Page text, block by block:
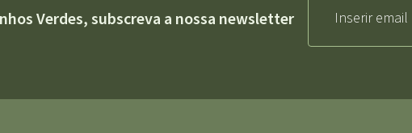
Verdes, subscreva a nossa newsletter